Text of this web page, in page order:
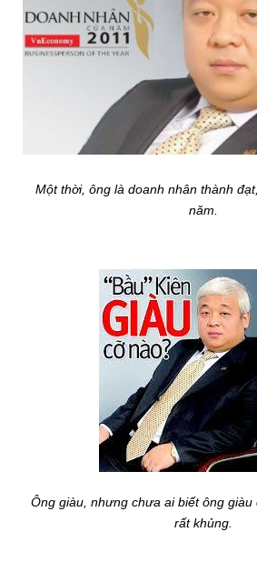
Một thời, ông là doanh nhân thành
năm.
Ông giàu, nhưng chưa ai biết ông giàu
rất khủng.